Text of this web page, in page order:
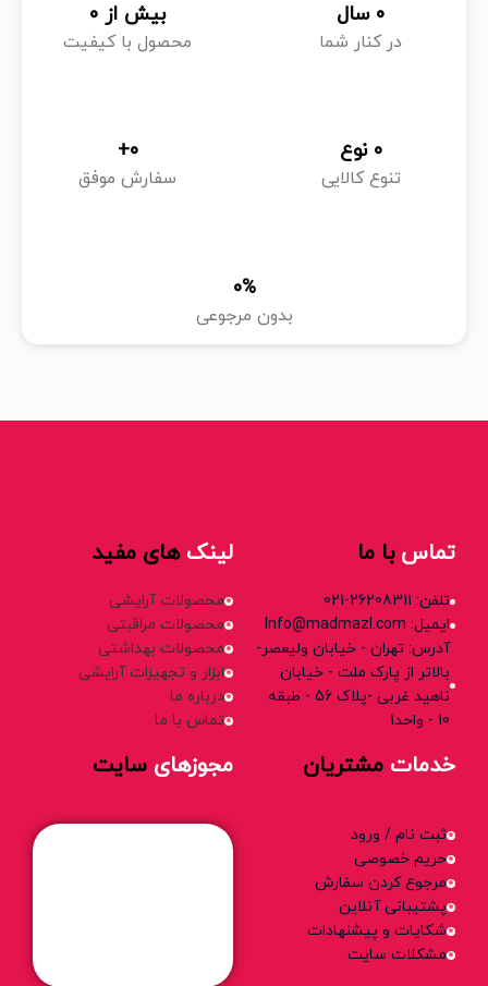
در کنار شما
0 سال
محصول با کیفیت
بیش از 0
تنوع کالایی
0 نوع
سفارش موفق
0
+
بدون مرجوعی
%
0
تماسبا ما
تلفن: 26208311-021
ایمیل: Info@madmazl.com
آدرس: تهران - خیابان ولیعصر-
بالاتر از پارک ملت - خیابان
ناهید غربی -پلاک 56 - طبقه
10 - واحد1
لینک های مفید
محصولات آرایشی
محصولات مراقبتی
محصولات بهداشتی
ابزار و تجهیزات آرایشی
درباره ما
تماس با ما
خدمات مشتریان
ثبت نام / ورود
حریم خصوصی
مرجوع کردن سفارش
پشتیبانی آنلاین
شکایات و پیشنهادات
مشکلات سایت
مجوزهای سایت